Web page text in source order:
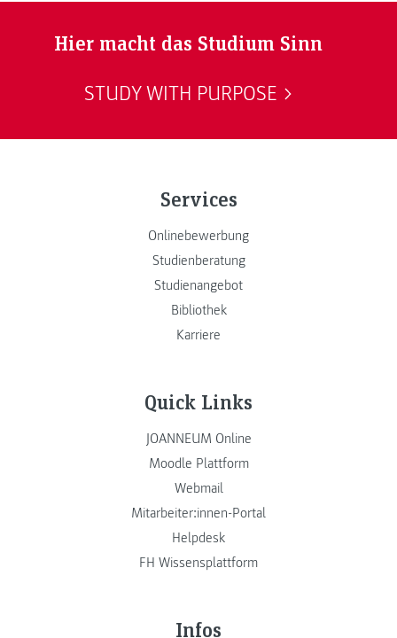
Hier macht das Studium Sinn
STUDY WITH PURPOSE
Services
Onlinebewerbung
Studienberatung
Studienangebot
Bibliothek
Karriere
Quick Links
JOANNEUM Online
Moodle Plattform
Webmail
Mitarbeiter:innen-Portal
Helpdesk
FH Wissensplattform
Infos